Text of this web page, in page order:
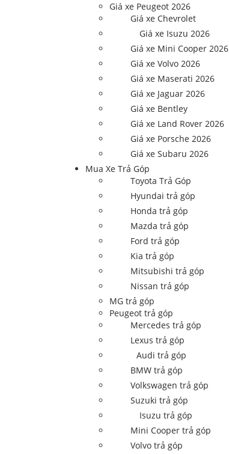
Giá xe Peugeot 2026
Giá xe Chevrolet
Giá xe Isuzu 2026
Giá xe Mini Cooper 2026
Giá xe Volvo 2026
Giá xe Maserati 2026
Giá xe Jaguar 2026
Giá xe Bentley
Giá xe Land Rover 2026
Giá xe Porsche 2026
Giá xe Subaru 2026
Mua Xe Trả Góp
Toyota Trả Góp
Hyundai trả góp
Honda trả góp
Mazda trả góp
Ford trả góp
Kia trả góp
Mitsubishi trả góp
Nissan trả góp
MG trả góp
Peugeot trả góp
Mercedes trả góp
Lexus trả góp
Audi trả góp
BMW trả góp
Volkswagen trả góp
Suzuki trả góp
Isuzu trả góp
Mini Cooper trả góp
Volvo trả góp